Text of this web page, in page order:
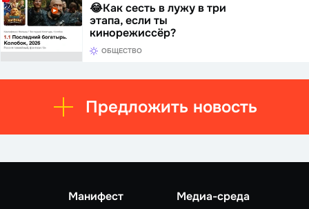
😂Как сесть в лужу в три
этапа, если ты
кинорежиссёр?
ОБЩЕСТВО
Предложить новость
Манифест
Медиа-среда